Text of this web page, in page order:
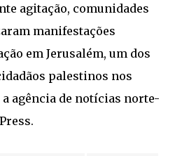
agitação, comunidades
manifestações
em Jerusalém, um dos
palestinos nos
agência de notícias norte-